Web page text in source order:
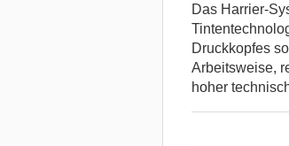
Das Harrier-
Druckkopfes
Arbeitsweise,
hoher